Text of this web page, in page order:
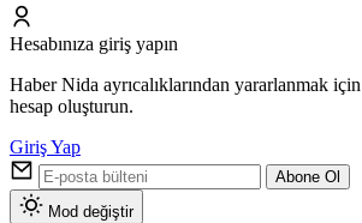
Hesabınıza giriş yapın
Haber Nida ayrıcalıklarından yararlanmak
hesap oluşturun.
Giriş Yap
Abone Ol
Mod değiştir